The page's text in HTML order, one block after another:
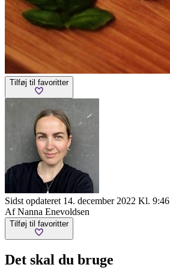
Tilføj til favoritter
Sidst opdateret 14. december 2022 Kl. 9:46
Af Nanna Enevoldsen
Tilføj til favoritter
Det skal du bruge